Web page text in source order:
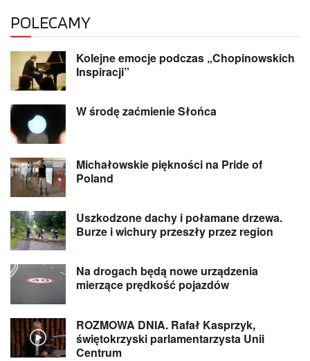
POLECAMY
Kolejne emocje podczas „Chopinowskich
Inspiracji”
W środę zaćmienie Słońca
Michałowskie piękności na Pride of
Poland
Uszkodzone dachy i połamane drzewa.
Burze i wichury przeszły przez region
Na drogach będą nowe urządzenia
mierzące prędkość pojazdów
ROZMOWA DNIA. Rafał Kasprzyk,
świętokrzyski parlamentarzysta Unii
Centrum